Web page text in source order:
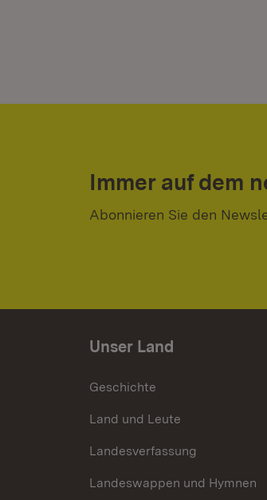
Immer auf dem
Abonnieren Sie den
Unser Land
Geschichte
Land und Leute
Landesverfassung
Landeswappen und Hymnen